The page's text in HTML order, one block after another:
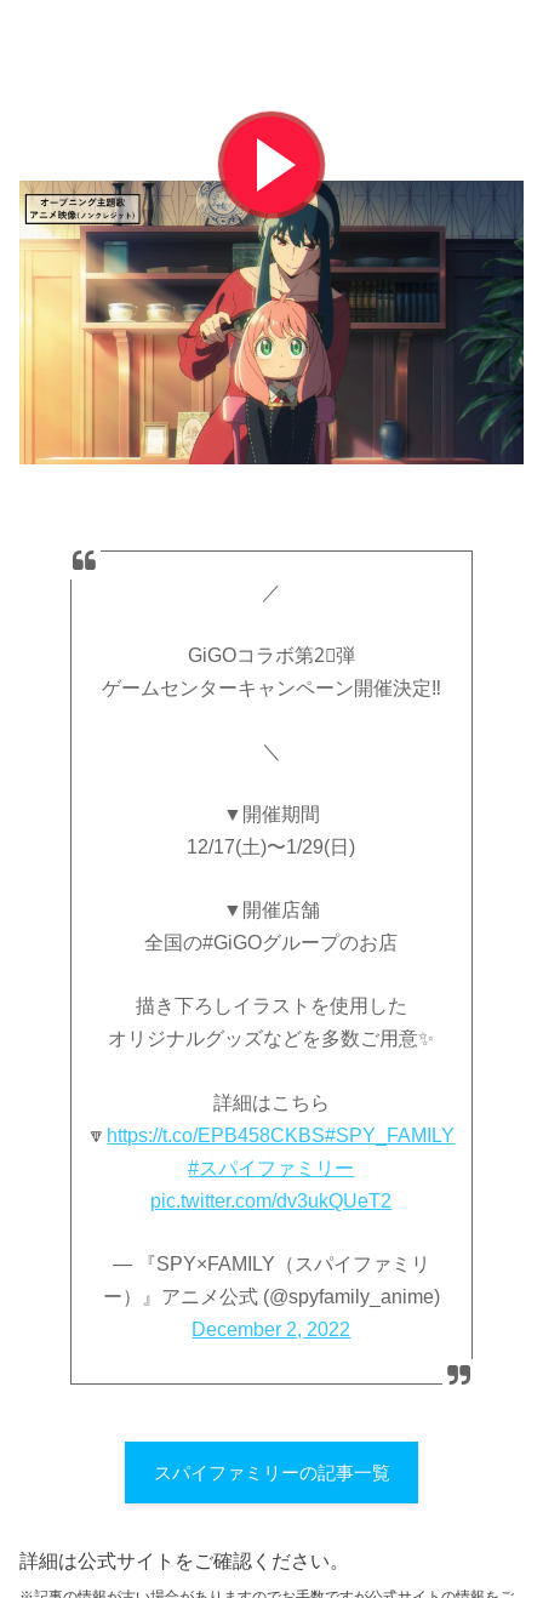
／
GiGOコラボ第2⃣弾
ゲームセンターキャンペーン開催決定‼️
＼
▼開催期間
12/17(土)〜1/29(日)
▼開催店舗
全国の#GiGOグループのお店
描き下ろしイラストを使用した
オリジナルグッズなどを多数ご用意✨
詳細はこちら
🔽 https://t.co/EPB458CKBS#SPY_FAMILY
#スパイファミリー
pic.twitter.com/dv3ukQUeT2
— 『SPY×FAMILY（スパイファミリ
ー）』アニメ公式 (@spyfamily_anime)
December 2, 2022
スパイファミリーの記事一覧
詳細は公式サイトをご確認ください。